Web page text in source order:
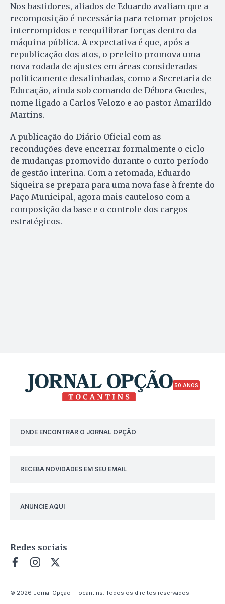
Nos bastidores, aliados de Eduardo avaliam que a
recomposição é necessária para retomar projetos
interrompidos e reequilibrar forças dentro da
máquina pública. A expectativa é que, após a
republicação dos atos, o prefeito promova uma
nova rodada de ajustes em áreas consideradas
politicamente desalinhadas, como a Secretaria de
Educação, ainda sob comando de Débora Guedes,
nome ligado a Carlos Velozo e ao pastor Amarildo
Martins.
A publicação do Diário Oficial com as
reconduções deve encerrar formalmente o ciclo
de mudanças promovido durante o curto período
de gestão interina. Com a retomada, Eduardo
Siqueira se prepara para uma nova fase à frente do
Paço Municipal, agora mais cauteloso com a
composição da base e o controle dos cargos
estratégicos.
50 ANOS
ONDE ENCONTRAR O JORNAL OPÇÃO
RECEBA NOVIDADES EM SEU EMAIL
ANUNCIE AQUI
Redes sociais
© 2026 Jornal Opção | Tocantins. Todos os direitos reservados.